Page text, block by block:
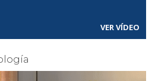
VER VÍDEO